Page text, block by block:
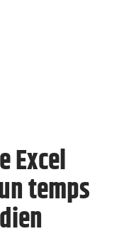
Excel
temps